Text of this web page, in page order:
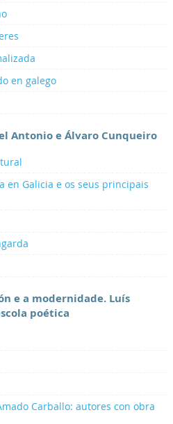
en galego
Antonio e Álvaro Cunqueiro
en Galicia e os seus principais
e a modernidade. Luís
poética
Carballo: autores con obra